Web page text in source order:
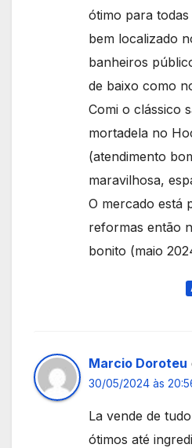
ótimo para
bem localizado
banheiros
de baixo como
Comi o clássico
mortadela no
(atendimento
maravilhosa,
O mercado está
reformas então
bonito (maio
Marcio Doroteu
30/05/2024 às
La vende de
ótimos até